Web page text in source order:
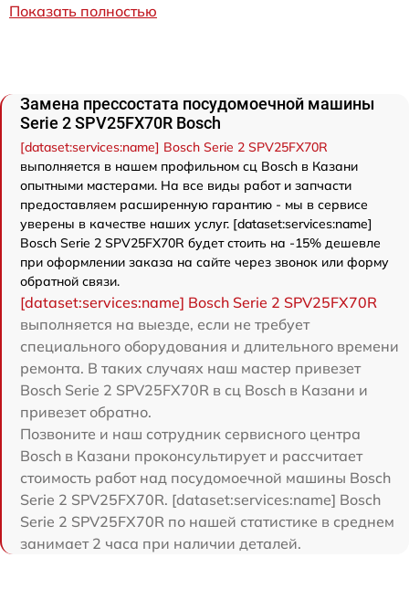
Показать полностью
Замена прессостата посудомоечной машины
Serie 2 SPV25FX70R Bosch
[dataset:services:name] Bosch Serie 2 SPV25FX70R
выполняется в нашем профильном сц Bosch в Казани
опытными мастерами. На все виды работ и запчасти
предоставляем расширенную гарантию - мы в сервисе
уверены в качестве наших услуг. [dataset:services:name]
Bosch Serie 2 SPV25FX70R будет стоить на -15% дешевле
при оформлении заказа на сайте через звонок или форму
обратной связи.
[dataset:services:name] Bosch Serie 2 SPV25FX70R
выполняется на выезде, если не требует
специального оборудования и длительного времени
ремонта. В таких случаях наш мастер привезет
Bosch Serie 2 SPV25FX70R в сц Bosch в Казани и
привезет обратно.
Позвоните и наш сотрудник сервисного центра
Bosch в Казани проконсультирует и рассчитает
стоимость работ над посудомоечной машины Bosch
Serie 2 SPV25FX70R. [dataset:services:name] Bosch
Serie 2 SPV25FX70R по нашей статистике в среднем
занимает 2 часа при наличии деталей.